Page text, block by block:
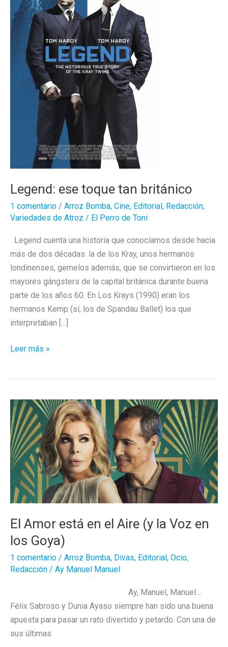
Legend: ese toque tan británico
1 comentario / Arroz Bomba, Cine, Editorial , Redacción,
Variedades de Atroz / El Perro de Toni
Legend cuenta una historia que conocíamos desde hacía
más de dos décadas: la de los Kray, unos hermanos
londinenses, gemelos además, que se convirtieron en los
mayores gángsters de la capital británica durante buena
parte de los años 60. En Los Krays (1990) eran los
hermanos Kemp (sí, los de Spandau Ballet) los que
interpretaban […]
Legend:
británico
Leer más »
El Amor está en el Aire (y la Voz en
los Goya)
1 comentario / Arroz Bomba, Divas, Editorial , Ocio,
Redacción / Ay Manuel Manuel
Ay, Manuel, Manuel…
Félix Sabroso y Dunia Ayaso siempre han sido una buena
apuesta para pasar un rato divertido y petardo. Con una de
sus últimas